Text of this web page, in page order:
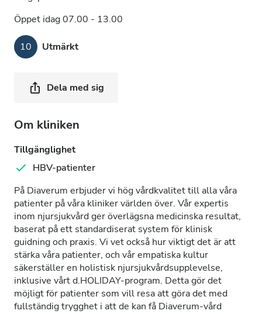
Öppet idag 07.00 - 13.00
10 Utmärkt
Dela med sig
Om kliniken
Tillgänglighet
HBV-patienter
På Diaverum erbjuder vi hög vårdkvalitet till alla våra
patienter på våra kliniker världen över. Vår expertis
inom njursjukvård ger överlägsna medicinska resultat,
baserat på ett standardiserat system för klinisk
guidning och praxis. Vi vet också hur viktigt det är att
stärka våra patienter, och vår empatiska kultur
säkerställer en holistisk njursjukvårdsupplevelse,
inklusive vårt d.HOLIDAY-program. Detta gör det
möjligt för patienter som vill resa att göra det med
fullständig trygghet i att de kan få Diaverum-vård